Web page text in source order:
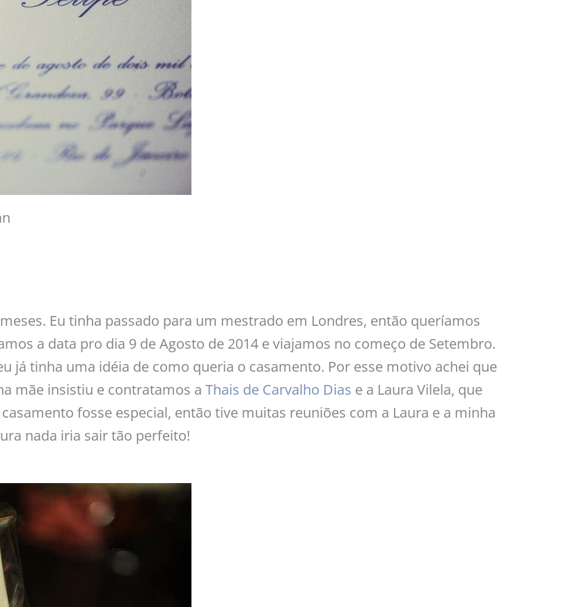
Eu tinha passado para um mestrado em Londres, então queríamos
a data pro dia 9 de Agosto de 2014 e viajamos no começo de Setembro.
já tinha uma idéia de como queria o casamento. Por esse motivo achei que
mãe insistiu e contratamos a Thais de Carvalho Dias e a Laura Vilela, que
fosse especial, então tive muitas reuniões com a Laura e a minha
nada iria sair tão perfeito!